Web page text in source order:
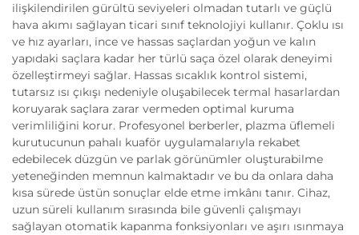
ilişkilendirilen gürültü seviyeleri olmadan tutarlı ve güçlü
hava akımı sağlayan ticari sınıf teknolojiyi kullanır. Çoklu ısı
ve hız ayarları, ince ve hassas saçlardan yoğun ve kalın
yapıdaki saçlara kadar her türlü saça özel olarak deneyimi
özelleştirmeyi sağlar. Hassas sıcaklık kontrol sistemi,
tutarsız ısı çıkışı nedeniyle oluşabilecek termal hasarlardan
koruyarak saçlara zarar vermeden optimal kuruma
verimliliğini korur. Profesyonel berberler, plazma üflemeli
kurutucunun pahalı kuaför uygulamalarıyla rekabet
edebilecek düzgün ve parlak görünümler oluşturabilme
yeteneğinden memnun kalmaktadır ve bu da onlara daha
kısa sürede üstün sonuçlar elde etme imkânı tanır. Cihaz,
uzun süreli kullanım sırasında bile güvenli çalışmayı
sağlayan otomatik kapanma fonksiyonları ve aşırı ısınmaya